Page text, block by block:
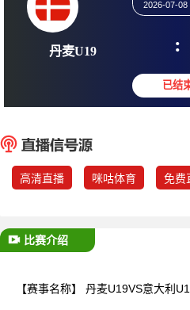
丹麦U19
高清直播 咪咕体育 免费
比赛介绍
【赛事名称】 丹麦U19VS意大利